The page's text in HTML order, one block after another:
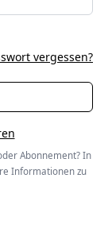
vergessen?
Abonnement? In
Informationen zu